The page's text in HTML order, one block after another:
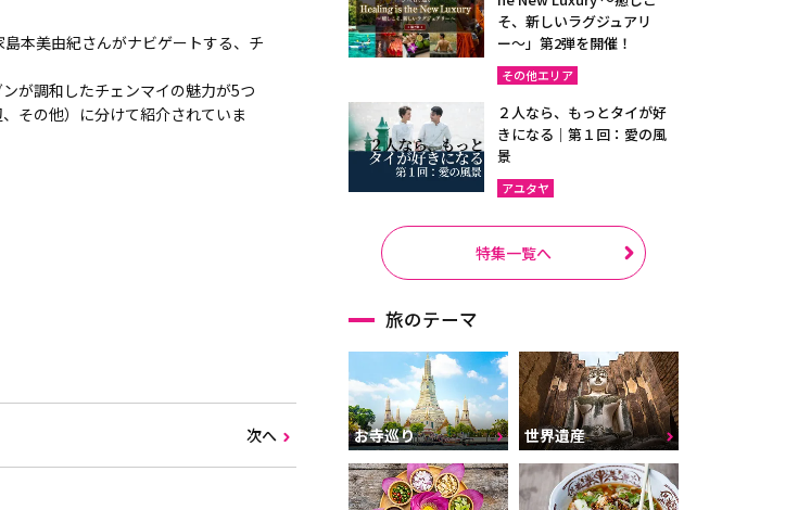
本美由紀さんがナビゲートする、チ
が調和したチェンマイの魅力が5つ
その他）に分けて紹介されていま
次へ
そ、新しいラグジュアリ
ー〜」第2弾を開催！
その他エリア
２人なら、もっとタイが好
きになる｜第１回：愛の風
景
アユタヤ
特集一覧へ
旅のテーマ
お寺巡り 世界遺産